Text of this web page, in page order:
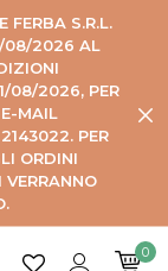
FERBA S.R.L.
08/2026 AL
08/2026, PER
MAIL
PER
ORDINI
0